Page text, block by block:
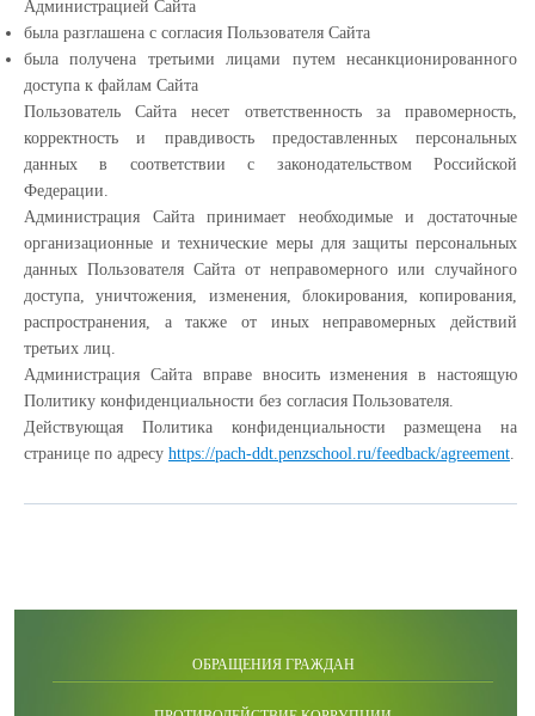
Администрацией Сайта
была разглашена с согласия Пользователя Сайта
была получена третьими лицами путем несанкционированного
доступа к файлам Сайта
Пользователь Сайта несет ответственность за правомерность,
корректность и правдивость предоставленных персональных
данных в соответствии с законодательством Российской
Федерации.
Администрация Сайта принимает необходимые и достаточные
организационные и технические меры для защиты персональных
данных Пользователя Сайта от неправомерного или случайного
доступа, уничтожения, изменения, блокирования, копирования,
распространения, а также от иных неправомерных действий
третьих лиц.
Администрация Сайта вправе вносить изменения в настоящую
Политику конфиденциальности без согласия Пользователя.
Действующая Политика конфиденциальности размещена на
странице по адресу https://pach-ddt.penzschool.ru/feedback/agreement.
ОБРАЩЕНИЯ ГРАЖДАН